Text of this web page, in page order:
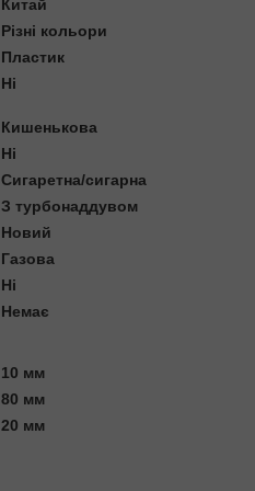
Китай
Різні кольори
Пластик
Ні
Кишенькова
Ні
Сигаретна/сигарна
З турбонаддувом
Новий
Газова
Ні
Немає
10 мм
80 мм
20 мм